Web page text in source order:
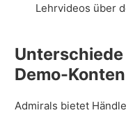
Lehrvideos über
Demo-
Admirals bietet